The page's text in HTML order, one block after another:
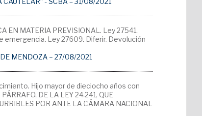
EN MATERIA PREVISIONAL. Ley 27541.
emergencia. Ley 27609. Diferir. Devolución
MENDOZA – 27/08/2021
Hijo mayor de dieciocho años con
DE LA LEY 24.241, QUE
POR ANTE LA CÁMARA NACIONAL